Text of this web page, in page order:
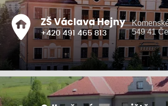
ZŠ Václava Hejny
+420 491 465 813
549 41